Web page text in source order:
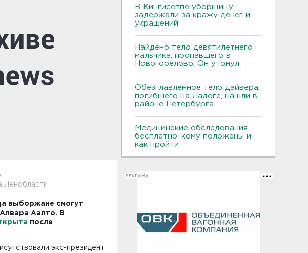
Ленобласти
выборжане смогут
Аалто. В
после
экс-президент
В Кингисеппе уборщицу
задержали за кражу денег и
украшений
Найдено тело девятилетнего
мальчика, пропавшего в
Новогорелово. Он утонул
Обезглавленное тело дайвера,
погибшего на Ладоге, нашли в
районе Петербурга
Медицинские обследования
бесплатно: кому положены и
как пройти
РЕКЛАМА